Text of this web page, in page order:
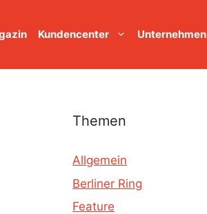
Kundencenter Unternehmen
Themen
Allgemein
Berliner Ring
Feature